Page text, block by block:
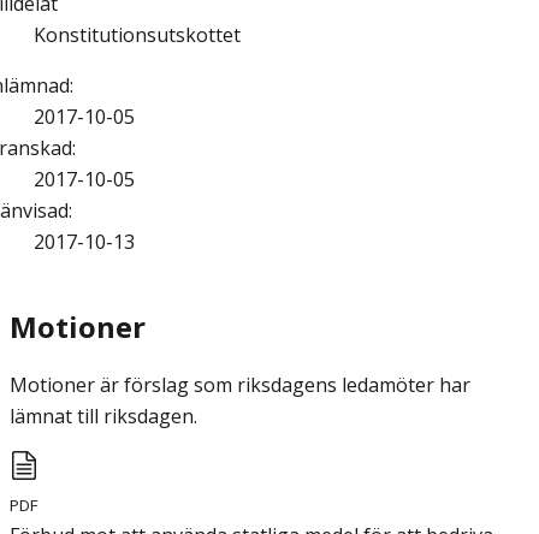
Konstitutionsutskottet
:
2017-10-05
:
2017-10-05
:
2017-10-13
Motioner
Motioner är förslag som riksdagens ledamöter har
lämnat till riksdagen.
PDF